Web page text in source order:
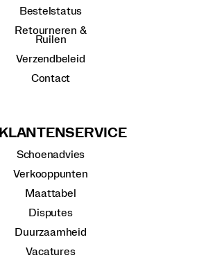
Bestelstatus
Retourneren &
Ruilen
Verzendbeleid
Contact
KLANTENSERVICE
Schoenadvies
Verkooppunten
Maattabel
Disputes
Duurzaamheid
Vacatures